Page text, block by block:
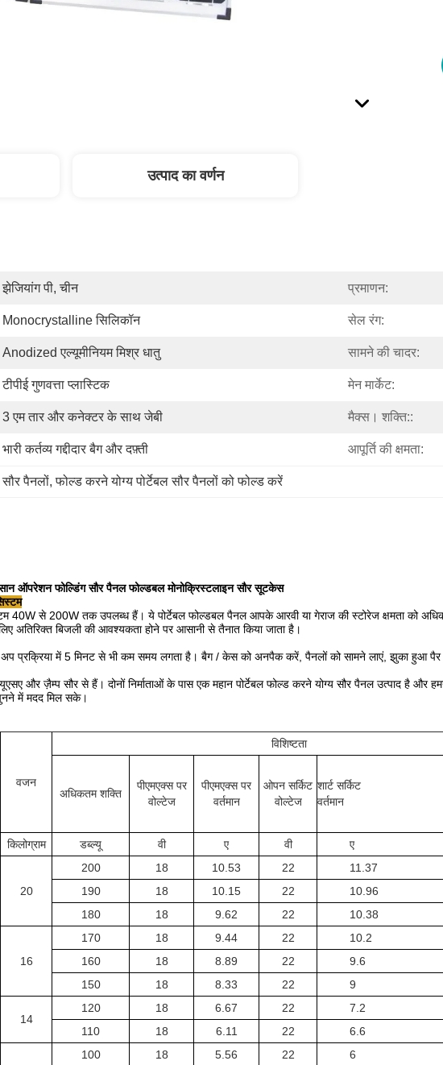
उत्पाद का वर्णन
झेजियांग पी, चीन प्रमाणन:
Monocrystalline सिलिकॉन सेल रंग:
Anodized एल्यूमीनियम मिश्र धातु सामने की चादर:
टीपीई गुणवत्ता प्लास्टिक मेन मार्केट:
3 एम तार और कनेक्टर के साथ जेबी मैक्स। शक्ति::
भारी कर्तव्य गद्दीदार बैग और दफ़्ती आपूर्ति की क्षमता:
सौर पैनलों, फोल्ड करने योग्य पोर्टेबल सौर पैनलों को फोल्ड करें
ऑपरेशन फोल्डिंग सौर पैनल फोल्डबल मोनोक्रिस्टलाइन सौर सूटकेस
40W से 200W तक उपलब्ध हैं। ये पोर्टेबल फोल्डबल पैनल आपके आरवी या गेराज की स्टोरेज क्षमता को
अतिरिक्त बिजली की आवश्यकता होने पर आसानी से तैनात किया जाता है।
प्रक्रिया में 5 मिनट से भी कम समय लगता है। बैग / केस को अनपैक करें, पैनलों को सामने लाएं, झुका हुआ पैर
यूएसए और ज़ैम्प सौर से हैं। दोनों निर्माताओं के पास एक महान पोर्टेबल फोल्ड करने योग्य सौर पैनल उत्पाद है और
में मदद मिल सके।
वजन
विशिष्टता
अधिकतम शक्ति
पीएमएक्स पर
वोल्टेज
पीएमएक्स पर
वर्तमान
ओपन सर्किट
वोल्टेज
शार्ट सर्किट
वर्तमान
किलोग्राम डब्ल्यू वी ए वी
ए
20
200 18 10.53 22
11.37
190 18 10.15 22
10.96
180 18 9.62 22
10.38
16
170 18 9.44 22
10.2
160 18 8.89 22
9.6
150 18 8.33 22
9
14
120 18 6.67 22
7.2
110 18 6.11 22
6.6
100 18 5.56 22
6